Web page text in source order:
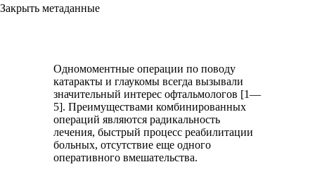
Закрыть метаданные
Одномоментные операции по поводу
катаракты и глаукомы всегда вызывали
значительный интерес офтальмологов [1—
5]. Преимуществами комбинированных
операций являются радикальность
лечения, быстрый процесс реабилитации
больных, отсутствие еще одного
оперативного вмешательства.